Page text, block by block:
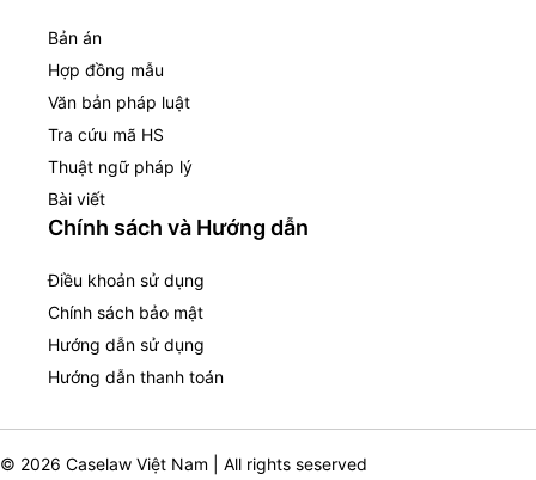
Bản án
Hợp đồng mẫu
Văn bản pháp luật
Tra cứu mã HS
Thuật ngữ pháp lý
Bài viết
Chính sách và Hướng dẫn
Điều khoản sử dụng
Chính sách bảo mật
Hướng dẫn sử dụng
Hướng dẫn thanh toán
© 2026 Caselaw Việt Nam | All rights seserved